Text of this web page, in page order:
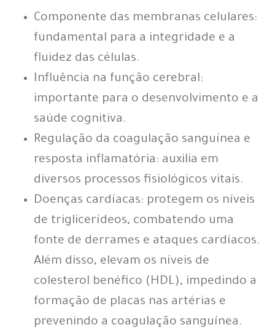
Componente das membranas celulares:
fundamental para a integridade e a
fluidez das células.
Influência na função cerebral:
importante para o desenvolvimento e a
saúde cognitiva.
Regulação da coagulação sanguínea e
resposta inflamatória: auxilia em
diversos processos fisiológicos vitais.
Doenças cardíacas: protegem os níveis
de triglicerídeos, combatendo uma
fonte de derrames e ataques cardíacos.
Além disso, elevam os níveis de
colesterol benéfico (HDL), impedindo a
formação de placas nas artérias e
prevenindo a coagulação sanguínea.